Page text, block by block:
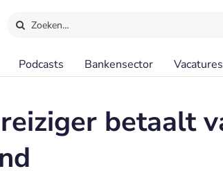
Zoeken…
Podcasts Bankensector Vacatures
betaalt